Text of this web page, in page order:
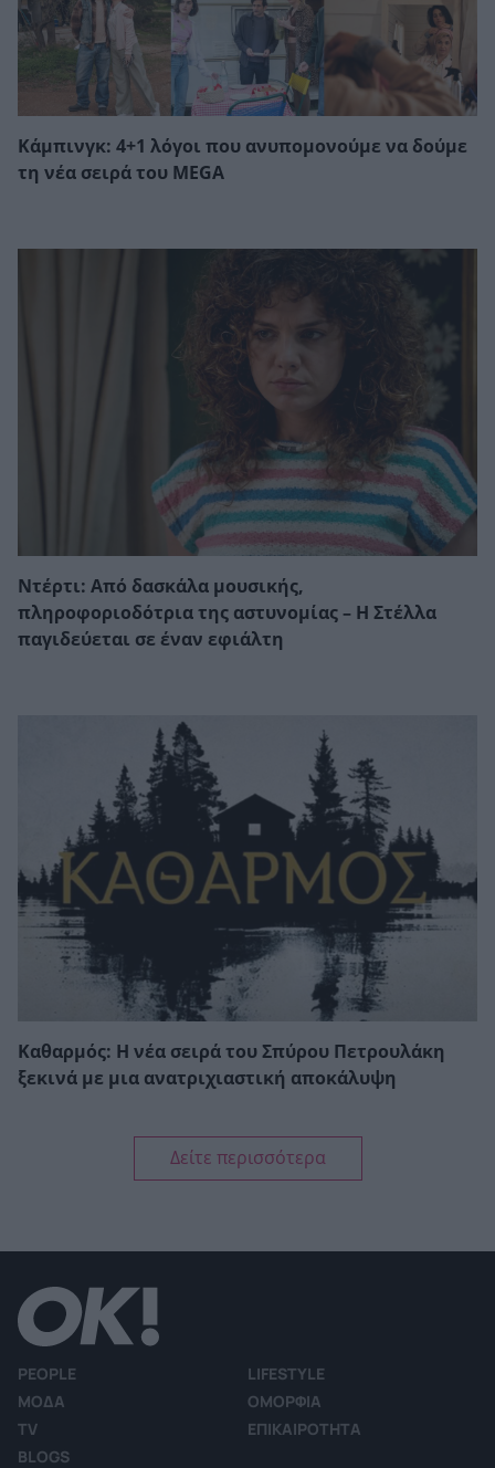
Κάμπινγκ: 4+1 λόγοι που ανυπομονούμε να δούμε
τη νέα σειρά του MEGA
Ντέρτι: Από δασκάλα μουσικής,
πληροφοριοδότρια της αστυνομίας – Η Στέλλα
παγιδεύεται σε έναν εφιάλτη
Καθαρμός: Η νέα σειρά του Σπύρου Πετρουλάκη
ξεκινά με μια ανατριχιαστική αποκάλυψη
Δείτε περισσότερα
PEOPLE
LIFESTYLE
ΜΟΔΑ
ΟΜΟΡΦΙΑ
TV
ΕΠΙΚΑΙΡΟΤΗΤΑ
BLOGS